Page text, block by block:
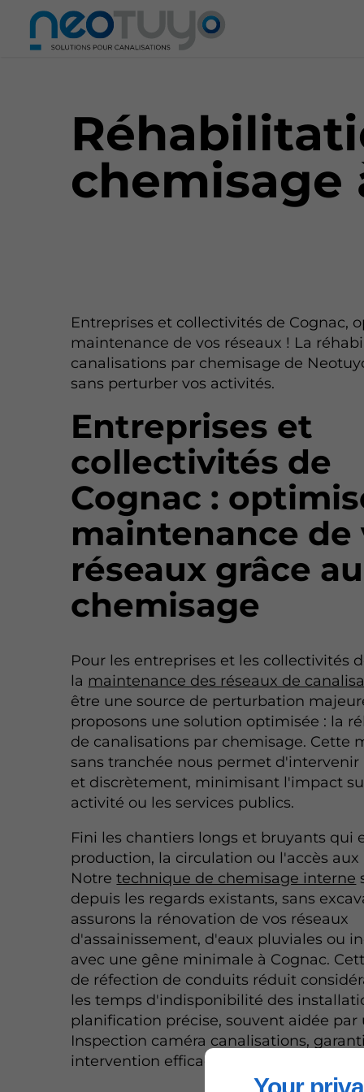
chemisage
Entreprises et collectivités de Cognac,
maintenance de vos réseaux ! La
canalisations par chemisage de
sans perturber vos activités.
Entreprises et
collectivités de
Cognac :
maintenance de
réseaux grâce au
chemisage
Pour les entreprises et les collectivités
la maintenance des réseaux de
être une source de perturbation
proposons une solution optimisée : la
de canalisations par chemisage. Cette
sans tranchée nous permet
et discrètement, minimisant l'impact
activité ou les services publics.
Fini les chantiers longs et bruyants qui
production, la circulation ou l'accès
Notretechnique de chemisage interne
depuis les regards existants, sans
assurons la rénovation de vos réseaux
d'assainissement, d'eaux pluviales ou
avec une gêne minimale à Cognac.
de réfection de conduits réduit
les temps d'indisponibilité des
planification précise, souvent aidée par
Inspection caméra canalisations,
intervention efficace.